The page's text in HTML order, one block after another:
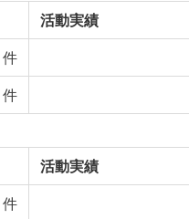
活動実績
件
件
活動実績
件